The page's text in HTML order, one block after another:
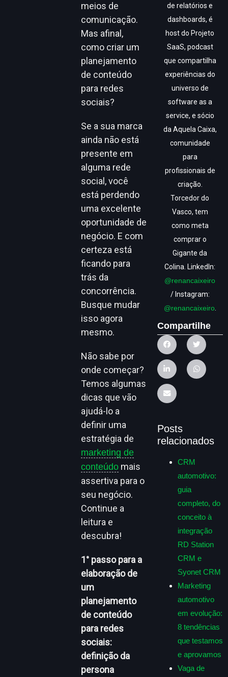
meios de
comunicação.
Mas afinal,
como criar um
planejamento
de conteúdo
para redes
sociais?
Se a sua marca
ainda não está
presente em
alguma rede
social, você
está perdendo
uma excelente
oportunidade de
negócio. E com
certeza está
ficando para
trás da
concorrência.
Busque mudar
isso agora
mesmo.
Não sabe por
onde começar?
Temos algumas
dicas que vão
ajudá-lo a
definir uma
estratégia de
marketing de
conteúdo mais
assertiva para o
seu negócio.
Continue a
leitura e
descubra!
1° passo para a
elaboração de
um
planejamento
de conteúdo
para redes
sociais:
definição da
persona
de relatórios e
dashboards, é
host do Projeto
SaaS, podcast
que compartilha
experiências do
universo de
software as a
service, e sócio
da Aquela Caixa,
comunidade
para
profissionais de
criação.
Torcedor do
Vasco, tem
como meta
comprar o
Gigante da
Colina. LinkedIn:
@renancaixeiro
/ Instagram:
@renancaixeiro.
Compartilhe
Posts
relacionados
CRM
automotivo:
guia
completo, do
conceito à
integração
RD Station
CRM e
Syonet CRM
Marketing
automotivo
em evolução:
8 tendências
que testamos
e aprovamos
Vaga de